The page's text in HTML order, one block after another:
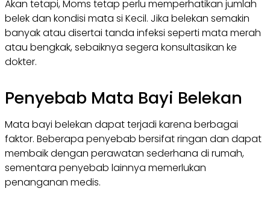
Akan tetapi, Moms tetap perlu memperhatikan jumlah
belek dan kondisi mata si Kecil. Jika belekan semakin
banyak atau disertai tanda infeksi seperti mata merah
atau bengkak, sebaiknya segera konsultasikan ke
dokter.
Penyebab Mata Bayi Belekan
Mata bayi belekan dapat terjadi karena berbagai
faktor. Beberapa penyebab bersifat ringan dan dapat
membaik dengan perawatan sederhana di rumah,
sementara penyebab lainnya memerlukan
penanganan medis.